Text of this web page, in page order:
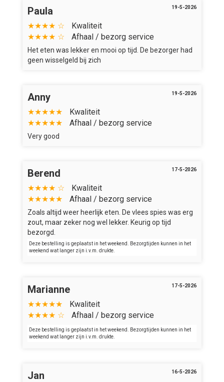
Paula
★★★★ ☆
Kwaliteit
★★★★ ☆
Afhaal / bezorg service
Het eten was lekker en mooi op tijd. De bezorger had
geen wisselgeld bij zich
19-5-2026
Anny
★★★★★
Kwaliteit
★★★★★
Afhaal / bezorg service
Very good
19-5-2026
Berend
★★★★ ☆
Kwaliteit
★★★★★
Afhaal / bezorg service
Zoals altijd weer heerlijk eten. De vlees spies was erg
zout, maar zeker nog wel lekker. Keurig op tijd
bezorgd.
Deze bestelling is geplaatst in het weekend. Bezorgtijden kunnen in het
weekend wat langer zijn i.v.m. drukte.
17-5-2026
Marianne
★★★★★
Kwaliteit
★★★★ ☆
Afhaal / bezorg service
Deze bestelling is geplaatst in het weekend. Bezorgtijden kunnen in het
weekend wat langer zijn i.v.m. drukte.
17-5-2026
Jan 16-5-2026